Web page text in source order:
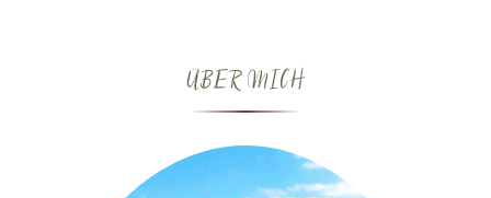
ÜBER MICH